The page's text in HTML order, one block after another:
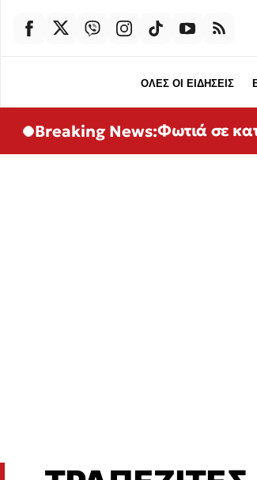
ΟΛΕΣ ΟΙ ΕΙΔΗΣΕΙΣ
Breaking News:Φωτιά σε